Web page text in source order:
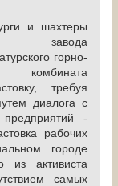
и шахтеры
завода
горно-
комбината
требуя
диалога с
-
рабочих
городе
из активиста
самых